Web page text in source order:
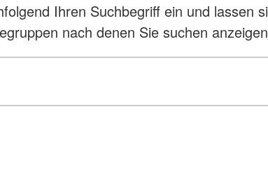
Ihren Suchbegriff ein und lassen
nach denen Sie suchen